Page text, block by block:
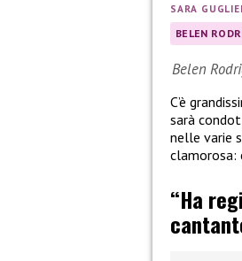
SARA
BELEN
Belen
C’è
sarà
nelle varie
clamorosa:
“Ha